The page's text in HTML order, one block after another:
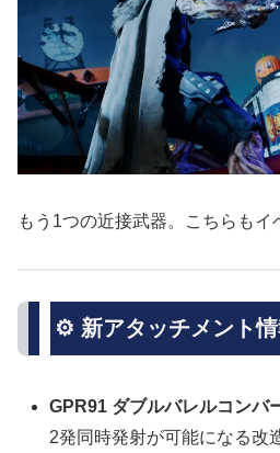
もう1つの近接武器。こちらもイ
⚙️ 新アタッチメント
GPR91 ダブルバレルコンバ
2発同時発射が可能になる改